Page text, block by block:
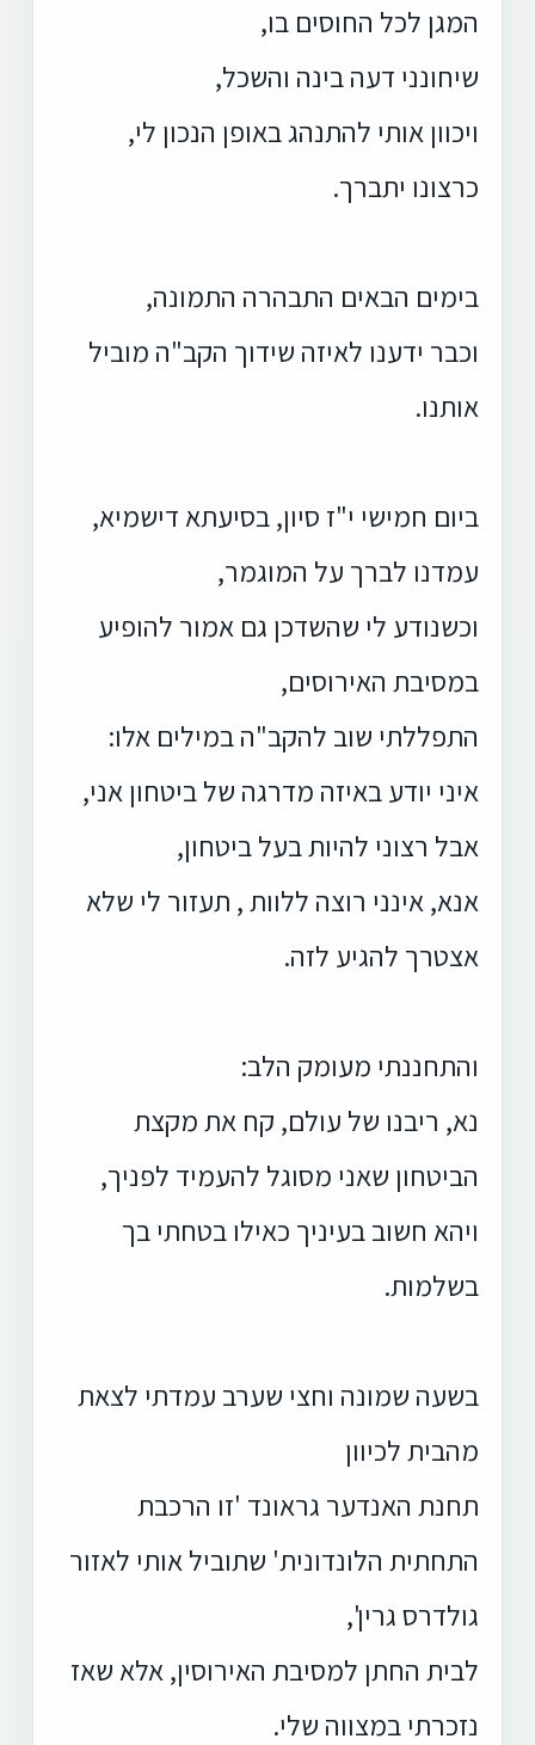
המגן לכל החוסים בו,
שיחונני דעה בינה והשכל,
ויכוון אותי להתנהג באופן הנכון לי,
כרצונו יתברך.
בימים הבאים התבהרה התמונה,
וכבר ידענו לאיזה שידוך הקב"ה מוביל
אותנו.
ביום חמישי י"ז סיון, בסיעתא דישמיא,
עמדנו לברך על המוגמר,
וכשנודע לי שהשדכן גם אמור להופיע
במסיבת האירוסים,
התפללתי שוב להקב"ה במילים אלו:
איני יודע באיזה מדרגה של ביטחון אני,
אבל רצוני להיות בעל ביטחון,
אנא, אינני רוצה ללוות , תעזור לי שלא
אצטרך להגיע לזה.
והתחננתי מעומק הלב:
נא, ריבנו של עולם, קח את מקצת
הביטחון שאני מסוגל להעמיד לפניך,
ויהא חשוב בעיניך כאילו בטחתי בך
בשלמות.
בשעה שמונה וחצי שערב עמדתי לצאת
מהבית לכיוון
תחנת האנדער גראונד 'זו הרכבת
התחתית הלונדונית' שתוביל אותי לאזור
גולדרס גרין',
לבית החתן למסיבת האירוסין, אלא שאז
נזכרתי במצווה שלי.